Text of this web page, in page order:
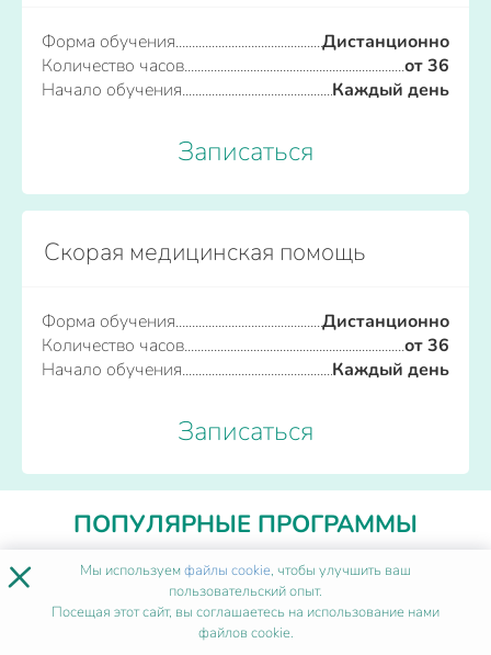
Форма обучения
Дистанционно
Количество часов
от 36
Начало обучения
Каждый день
Записаться
Скорая медицинская помощь
Форма обучения
Дистанционно
Количество часов
от 36
Начало обучения
Каждый день
Записаться
ПОПУЛЯРНЫЕ ПРОГРАММЫ
Сестринское дело
× Мы используемфайлы cookie, чтобы улучшить ваш
пользовательский опыт.
Посещая этот сайт, вы соглашаетесь на использование нами
файлов cookie.